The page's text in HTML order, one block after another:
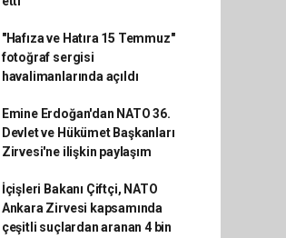
"Hafıza ve Hatıra 15 Temmuz"
fotoğraf sergisi
havalimanlarında açıldı
Emine Erdoğan'dan NATO 36.
Devlet ve Hükümet Başkanları
Zirvesi'ne ilişkin paylaşım
İçişleri Bakanı Çiftçi, NATO
Ankara Zirvesi kapsamında
çeşitli suçlardan aranan 4 bin